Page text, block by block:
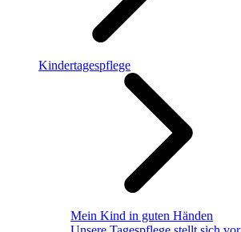
Kindertagespflege
Mein Kind in guten Händen